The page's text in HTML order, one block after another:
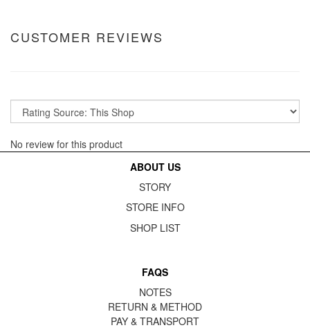
CUSTOMER REVIEWS
No review for this product
ABOUT US
STORY
STORE INFO
SHOP LIST
FAQS
NOTES
RETURN & METHOD
PAY & TRANSPORT